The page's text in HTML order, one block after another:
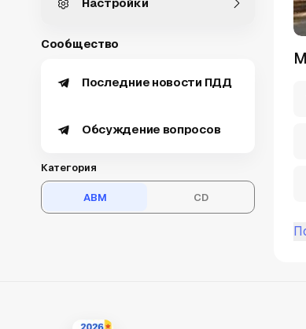
Настройки
Сообщество
Последние новости ПДД
Обсуждение вопросов
Категория
ABM CD